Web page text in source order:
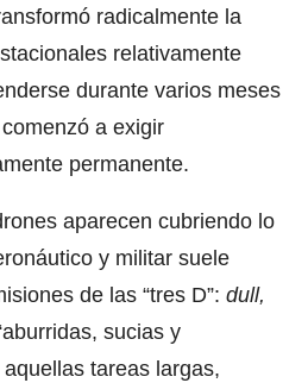
radicalmente la
relativamente
durante varios meses
a exigir
permanente.
aparecen cubriendo lo
y militar suele
de las “tres D”: dull,
sucias y
tareas largas,